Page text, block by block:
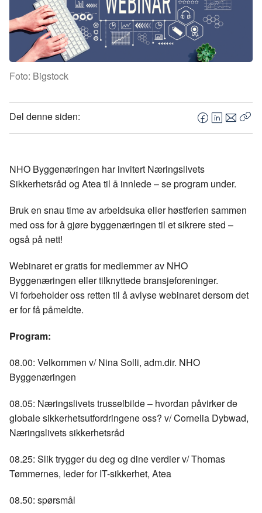
Foto: Bigstock
Del denne siden:
F
a
e
b
o
k
L
i
e
I
n
E
-
s
NHO Byggenæringen har invitert Næringslivets
Sikkerhetsråd og Atea til å innlede – se program under.
Bruk en snau time av arbeidsuka eller høstferien sammen
med oss for å gjøre byggenæringen til et sikrere sted –
også på nett!
Webinaret er gratis for medlemmer av NHO
Byggenæringen eller tilknyttede bransjeforeninger.
Vi forbeholder oss retten til å avlyse webinaret dersom det
er for få påmeldte.
Program:
08.00: Velkommen v/ Nina Solli, adm.dir. NHO
Byggenæringen
08.05: Næringslivets trusselbilde – hvordan påvirker de
globale sikkerhetsutfordringene oss? v/ Cornelia Dybwad,
Næringslivets sikkerhetsråd
08.25: Slik trygger du deg og dine verdier v/ Thomas
Tømmernes, leder for IT-sikkerhet, Atea
08.50: spørsmål